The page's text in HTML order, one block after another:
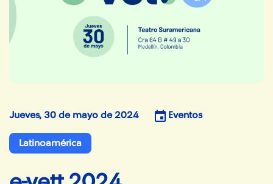
Jueves, 30 de mayo de 2024 Eventos
Latinoamérica